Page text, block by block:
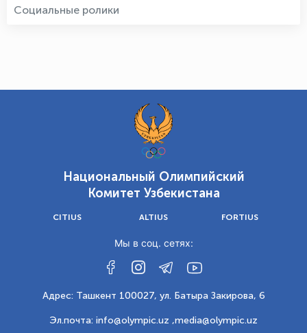
Социальные ролики
Национальный Олимпийский
Комитет Узбекистана
CITIUS ALTIUS FORTIUS
Мы в соц. сетях:
Адрес: Ташкент 100027, ул. Батыра Закирова, 6
Эл.почта: info@olympic.uz ,media@olympic.uz